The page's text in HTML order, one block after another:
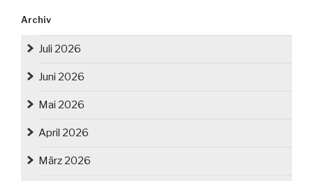
Archiv
Juli 2026
Juni 2026
Mai 2026
April 2026
März 2026